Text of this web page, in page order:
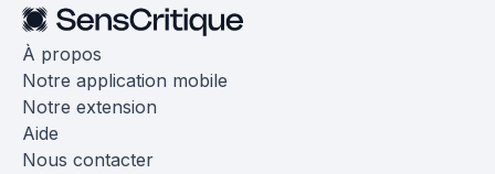
À propos
Notre application mobile
Notre extension
Aide
Nous contacter